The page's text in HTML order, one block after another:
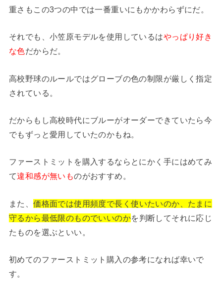
重さもこの3つの中では一番重いにもかかわらずにだ。
それでも、小笠原モデルを使用しているはやっぱり好き
な色だからだ。
高校野球のルールではグローブの色の制限が厳しく指定
されている。
だからもし高校時代にブルーがオーダーできていたら今
でもずっと愛用していたのかもね。
ファーストミットを購入するならとにかく手にはめてみ
て違和感が無いものがおすすめ。
また、価格面では使用頻度で長く使いたいのか、たまに
守るから最低限のものでいいのかを判断してそれに応じ
たものを選ぶといい。
初めてのファーストミット購入の参考になれば幸いで
す。